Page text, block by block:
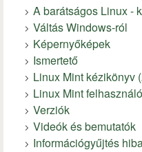
A barátságos Linux -
Váltás Windows-ról
Képernyőképek
Ismertető
Linux Mint kézikönyv
Linux Mint
Verziók
Videók és bemutatók
Információgyűjtés